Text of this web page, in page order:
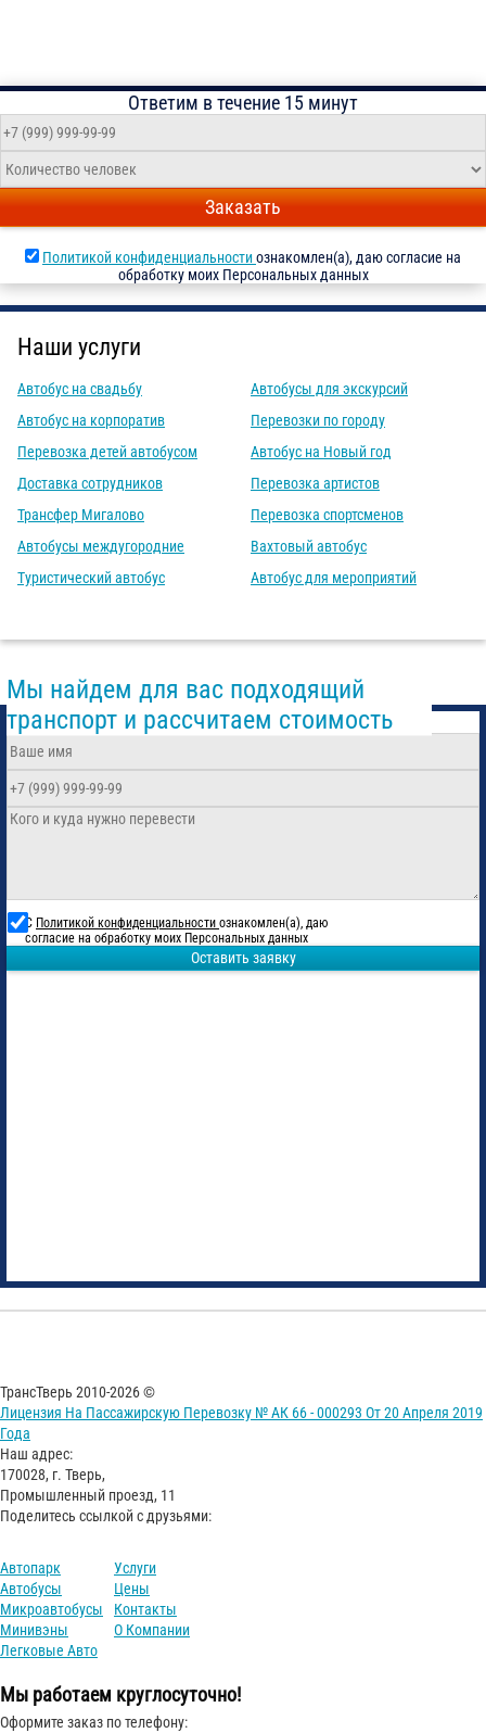
Ответим в течение 15 минут
Заказать
Политикой конфиденциальностиознакомлен(а), даю согласие на
обработку моих Персональных данных
Наши услуги
Автобус на свадьбу
Автобус на корпоратив
Перевозка детей автобусом
Доставка сотрудников
Трансфер Мигалово
Автобусы междугородние
Туристический автобус
Автобусы для экскурсий
Перевозки по городу
Автобус на Новый год
Перевозка артистов
Перевозка спортсменов
Вахтовый автобус
Автобус для мероприятий
Мы найдем для вас подходящий
транспорт и рассчитаем стоимость
С Политикой конфиденциальности ознакомлен(а), даю
согласие на обработку моих Персональных данных
Оставить заявку
ТрансТверь 2010-2026 ©
Лицензия На Пассажирскую Перевозку № АК 66 - 000293 От 20 Апреля 2019
Года
Наш адрес:
170028, г. Тверь,
Промышленный проезд, 11
Поделитесь ссылкой с друзьями:
Автопарк
Автобусы
Микроавтобусы
Минивэны
Легковые Авто
Услуги
Цены
Контакты
О Компании
Мы работаем круглосуточно!
Оформите заказ по телефону: